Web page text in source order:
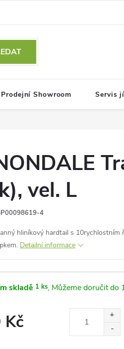
Prodejní Showroom Servis
vel. L
4
hliníkový hardtail s 10rychlostním
Detailní informace
skladě 1 ks
Kč